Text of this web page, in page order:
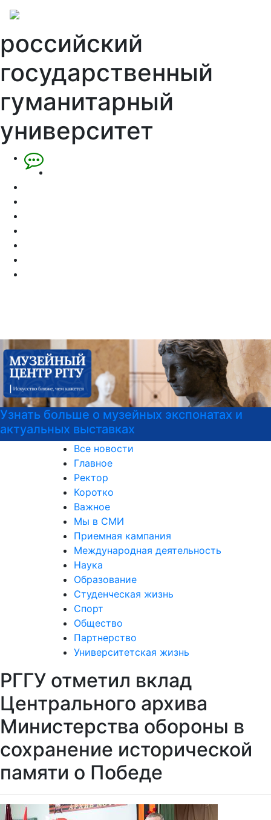
российский
государственный
гуманитарный
университет
Узнать больше о музейных экспонатах и
актуальных выставках
Все новости
Главное
Ректор
Коротко
Важное
Мы в СМИ
Приемная кампания
Международная деятельность
Наука
Образование
Студенческая жизнь
Спорт
Общество
Партнерство
Университетская жизнь
РГГУ отметил вклад
Центрального архива
Министерства обороны в
сохранение исторической
памяти о Победе